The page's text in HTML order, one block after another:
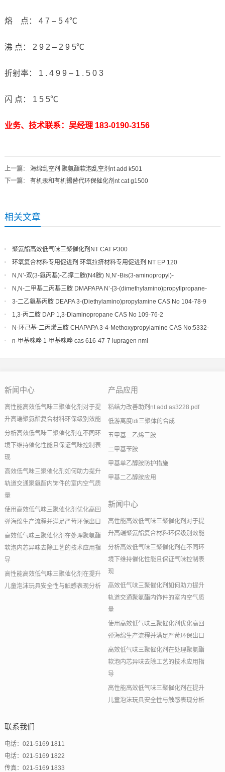
熔 点： 4 7 – 5 4℃
沸 点： 2 9 2 – 2 9 5℃
折射率： 1 . 4 9 9 – 1 . 5 0 3
闪 点： 1 5 5℃
业务、技术联系：吴经理 183-0190-3156
上一篇： 海绵乱空剂 聚氨酯软泡乱空剂nt add k501
下一篇： 有机汞和有机锡替代环保催化剂nt cat g1500
相关文章
聚氨酯高效低气味三聚催化剂NT CAT P300
环氧复合材料专用促进剂 环氧拉挤材料专用促进剂 NT EP 120
N,N’-双(3-氨丙基)-乙撑二胺(N4胺) N,N’-Bis(3-aminopropyl)-
ethylenediamine CAS No10563-26-5
N,N-二甲基二丙基三胺 DMAPAPA N’-[3-(dimethylamino)propyllpropane-
1,3-diamine CAS No10563-29-8
3-二乙氨基丙胺 DEAPA 3-(Diethylamino)propylamine CAS No 104-78-9
1,3-丙二胺 DAP 1,3-Diaminopropane CAS No 109-76-2
N-环己基-二丙烯三胺 CHAPAPA 3-4-Methoxypropylamine CAS No:5332-
73-0n-甲基咪唑 1-甲基咪唑 cas 616-47-7 lupragen nmi
新闻中心
高性能高效低气味三聚催化剂对于提
升高端聚氨酯复合材料环保级别效能
分析高效低气味三聚催化剂在不同环
境下维持催化性能且保证气味控制表
现
高效低气味三聚催化剂如何助力提升
轨道交通聚氨酯内饰件的室内空气质
量
使用高效低气味三聚催化剂优化高回
弹海绵生产流程并满足严苛环保出口
高效低气味三聚催化剂在处理聚氨酯
软泡内芯异味去除工艺的技术应用指
导
高性能高效低气味三聚催化剂在提升
儿童泡沫玩具安全性与触感表现分析
产品应用
粘结力改善助剂nt add as3228.pdf
低游离度tdi三聚体的合成
五甲基二乙烯三胺
二甲基苄胺
甲基单乙醇胺防护措施
甲基二乙醇胺应用
新闻中心
高性能高效低气味三聚催化剂对于提
升高端聚氨酯复合材料环保级别效能
分析高效低气味三聚催化剂在不同环
境下维持催化性能且保证气味控制表
现
高效低气味三聚催化剂如何助力提升
轨道交通聚氨酯内饰件的室内空气质
量
使用高效低气味三聚催化剂优化高回
弹海绵生产流程并满足严苛环保出口
高效低气味三聚催化剂在处理聚氨酯
软泡内芯异味去除工艺的技术应用指
导
高性能高效低气味三聚催化剂在提升
儿童泡沫玩具安全性与触感表现分析
联系我们
电话：021-5169 1811
电话：021-5169 1822
传真：021-5169 1833